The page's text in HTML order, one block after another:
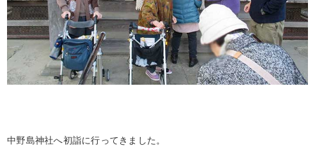
中野島神社へ初詣に行ってきました。